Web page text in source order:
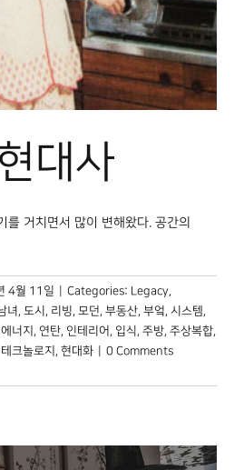
대사
를 거치면서 많이 변해왔다. 공간의
4월 11일 Categories: Legacy,
녀 , 도시 , 리빙, 모던, 부동산, 부엌, 시스템,
에너지 , 연탄, 인테리어 , 입식, 주방, 주상복합,
테크놀로지 , 현대화
0 Comments